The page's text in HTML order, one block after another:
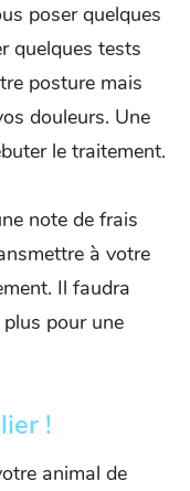
poser quelques
quelques tests
posture mais
douleurs. Une
le traitement.
note de frais
à votre
Il faudra
pour une
!
animal de